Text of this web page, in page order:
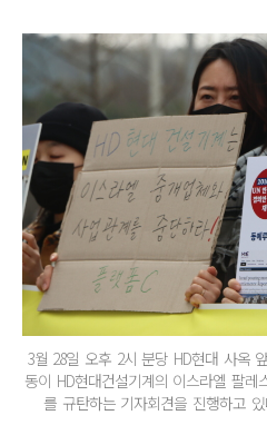
3월 28일 오후 2시 분당 HD현대 사옥
동이 HD현대건설기계의 이스라엘 팔
를 규탄하는 기자회견을 진행하고